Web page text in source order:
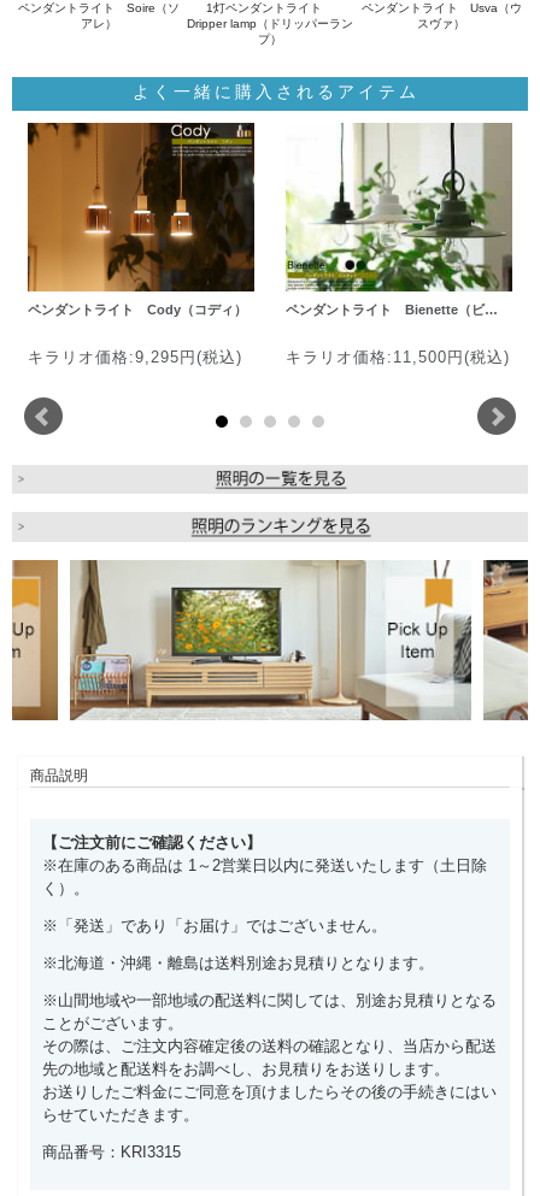
ペンダントライト Soire（ソ
アレ）
1灯ペンダントライト
Dripper lamp（ドリッパーラン
プ）
ペンダントライト Usva（ウ
スヴァ）
よく一緒に購入されるアイテム
ペンダントライト Cody（コディ）
キラリオ価格:9,295円(税込)
ペンダントライト Bienette（ビ…
キラリオ価格:11,500円(税込)
商品説明
【ご注文前にご確認ください】
※在庫のある商品は 1～2営業日以内に発送いたします（土日除
く）。
※「発送」であり「お届け」ではございません。
※北海道・沖縄・離島は送料別途お見積りとなります。
※山間地域や一部地域の配送料に関しては、別途お見積りとなる
ことがございます。
その際は、ご注文内容確定後の送料の確認となり、当店から配送
先の地域と配送料をお調べし、お見積りをお送りします。
お送りしたご料金にご同意を頂けましたらその後の手続きにはい
らせていただきます。
商品番号：KRI3315